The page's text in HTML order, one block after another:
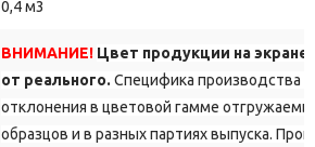
0,4 м3
ВНИМАНИЕ! Цвет продукции на
от реального. Специфика производства
отклонения в цветовой гамме
образцов и в разных партиях выпуска.